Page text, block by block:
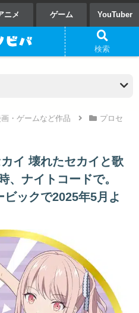
ニメ ゲーム YouTuber
・ゲームなど作品
プロセ
イ 壊れたセカイと歌
、ナイトコードで。
ビックで2025年5月よ
検索